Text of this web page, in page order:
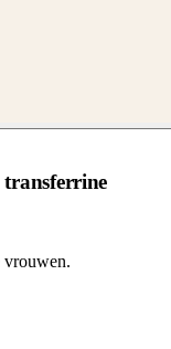
transferrine
vrouwen.